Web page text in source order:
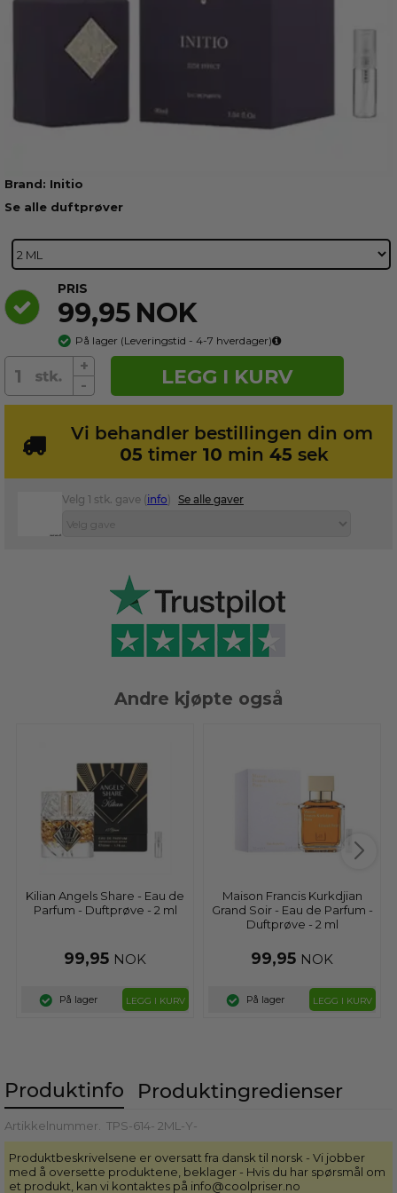
På lager På lager På lager
Initio
Se alle duftprøver
PRIS
99,95 NOK
På lager (Leveringstid - 4-7 hverdager)
+
-
LEGG I KURV
Vi behandler bestillingen din om
05 timer 10 min 45 sek
Velg 1 stk. gave ( info ) Se alle gaver
Andre kjøpte også
Kilian Angels Share - Eau de
Parfum - Duftprøve - 2 ml
99,95 NOK
På lager LEGG I KURV
Maison Francis Kurkdjian
Grand Soir - Eau de Parfum -
Duftprøve - 2 ml
99,95 NOK
På lager LEGG I KURV
Produktinfo Produkt­ingredienser
Artikkelnummer. TPS-614- 2ML-Y-
Produktbeskrivelsene er oversatt fra dansk til norsk - Vi jobber
med å oversette produktene, beklager - Hvis du har spørsmål om
et produkt, kan vi kontaktes på info@coolpriser.no